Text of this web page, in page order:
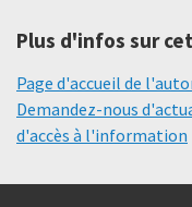
Plus d'infos sur
Page d'accueil de
Demandez-nous
d'accès à l'information